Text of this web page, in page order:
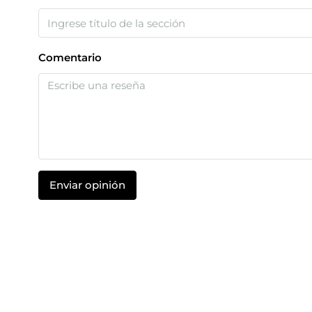
Comentario
Enviar opinión